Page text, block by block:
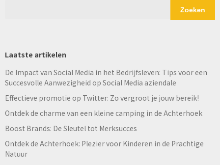
Zoeken
Laatste artikelen
De Impact van Social Media in het Bedrijfsleven: Tips voor een
Succesvolle Aanwezigheid op Social Media aziendale
Effectieve promotie op Twitter: Zo vergroot je jouw bereik!
Ontdek de charme van een kleine camping in de Achterhoek
Boost Brands: De Sleutel tot Merksucces
Ontdek de Achterhoek: Plezier voor Kinderen in de Prachtige
Natuur